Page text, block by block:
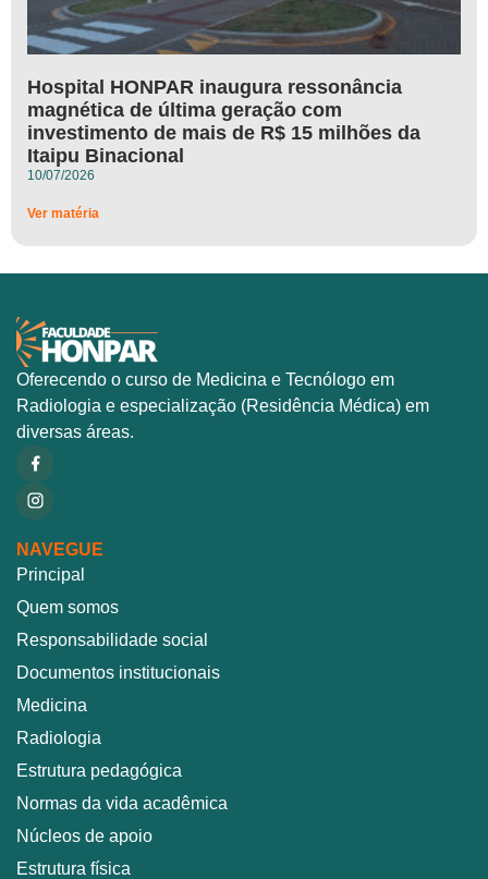
Hospital HONPAR inaugura ressonância
magnética de última geração com
investimento de mais de R$ 15 milhões da
Itaipu Binacional
10/07/2026
Ver matéria
Oferecendo o curso de Medicina e Tecnólogo em
Radiologia e especialização (Residência Médica) em
diversas áreas.
NAVEGUE
Principal
Quem somos
Responsabilidade social
Documentos institucionais
Medicina
Radiologia
Estrutura pedagógica
Normas da vida acadêmica
Núcleos de apoio
Estrutura física